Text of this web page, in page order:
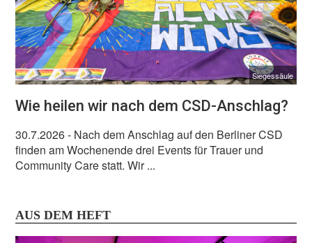
Siegessäule
Wie heilen wir nach dem CSD-Anschlag?
30.7.2026- Nach dem Anschlag auf den Berliner CSD
finden am Wochenende drei Events für Trauer und
Community Care statt. Wir ...
AUS DEM HEFT